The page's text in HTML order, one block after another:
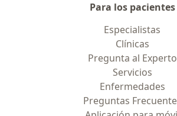
Para los pacientes
Especialistas
Clínicas
Pregunta al Experto
Servicios
Enfermedades
Preguntas